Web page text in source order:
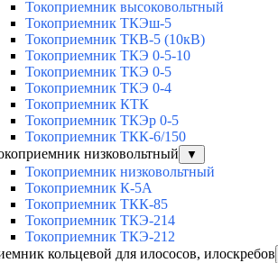
Токоприемник высоковольтный
Токоприемник ТКЭш-5
Токоприемник ТКВ-5 (10кВ)
Токоприемник ТКЭ 0-5-10
Токоприемник ТКЭ 0-5
Токоприемник ТКЭ 0-4
Токоприемник КТК
Токоприемник ТКЭр 0-5
Токоприемник ТКК-6/150
низковольтный
▼
Токоприемник низковольтный
Токоприемник К-5А
Токоприемник ТКК-85
Токоприемник ТКЭ-214
Токоприемник ТКЭ-212
кольцевой для илососов, илоскребов